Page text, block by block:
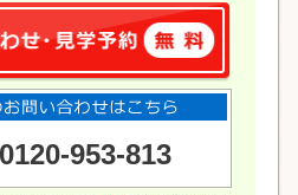
0120-953-813